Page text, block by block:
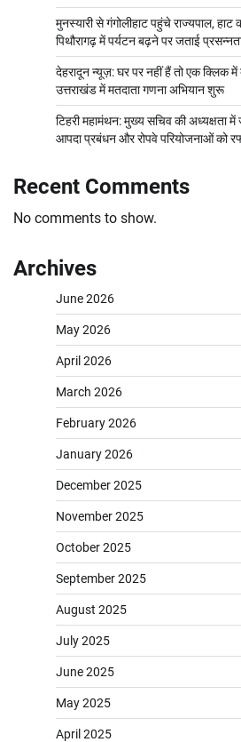
मुनस्यारी से गंगोलीहाट पहुंचे राज्यपाल, हाट
पिथौरागढ़ में पर्यटन बढ़ने पर जताई
देहरादून न्यूज़: घर पर नहीं हैं तो एक क्लिक
उत्तराखंड में मतदाता गणना अभियान शुरू
टिहरी महामंथन: मुख्य सचिव की अध्यक्षता में
आपदा प्रबंधन और रोपवे परियोजनाओं को
Recent Comments
No comments to show.
Archives
June 2026
May 2026
April 2026
March 2026
February 2026
January 2026
December 2025
November 2025
October 2025
September 2025
August 2025
July 2025
June 2025
May 2025
April 2025